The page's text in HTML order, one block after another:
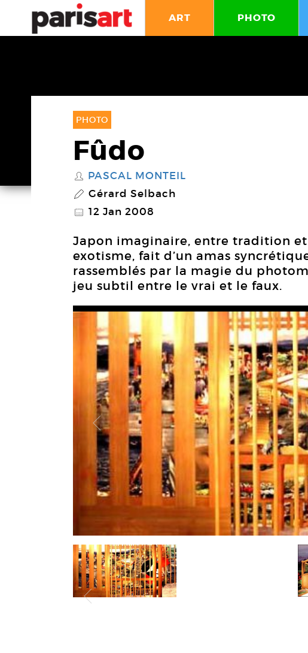
ART PHOTO
PHOTO
Fûdo
S PASCAL MONTEIL
P Gérard Selbach
@ 12 Jan 2008
Japon imaginaire, entre tradition
exotisme, fait d’un amas
rassemblés par la magie du
jeu subtil entre le vrai et le faux.